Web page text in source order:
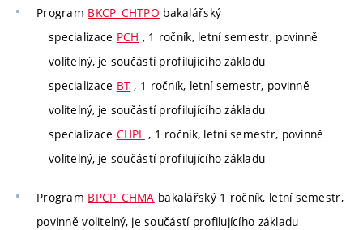
Program BKCP_CHTPO bakalářský
specializace PCH , 1 ročník, letní semestr, povinně
volitelný, je součástí profilujícího základu
specializace BT , 1 ročník, letní semestr, povinně
volitelný, je součástí profilujícího základu
specializace CHPL , 1 ročník, letní semestr, povinně
volitelný, je součástí profilujícího základu
Program BPCP_CHMA bakalářský 1 ročník, letní semestr,
povinně volitelný, je součástí profilujícího základu